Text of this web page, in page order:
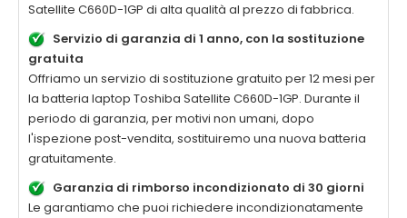
Satellite C660D-1GP di alta qualità al prezzo di fabbrica.
Servizio di garanzia di 1 anno, con la sostituzione
gratuita
Offriamo un servizio di sostituzione gratuito per 12 mesi per
la batteria laptop Toshiba Satellite C660D-1GP. Durante il
periodo di garanzia, per motivi non umani, dopo
l'ispezione post-vendita, sostituiremo una nuova batteria
gratuitamente.
Garanzia di rimborso incondizionato di 30 giorni
Le garantiamo che puoi richiedere incondizionatamente